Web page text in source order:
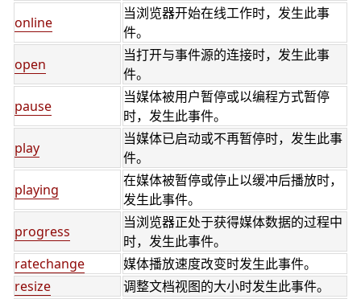
online
当浏览器开始在线工作时，发生此事
件。
open
当打开与事件源的连接时，发生此事
件。
pause
当媒体被用户暂停或以编程方式暂停
时，发生此事件。
play
当媒体已启动或不再暂停时，发生此事
件。
playing
在媒体被暂停或停止以缓冲后播放时，
发生此事件。
progress
当浏览器正处于获得媒体数据的过程中
时，发生此事件。
ratechange
媒体播放速度改变时发生此事件。
resize
调整文档视图的大小时发生此事件。